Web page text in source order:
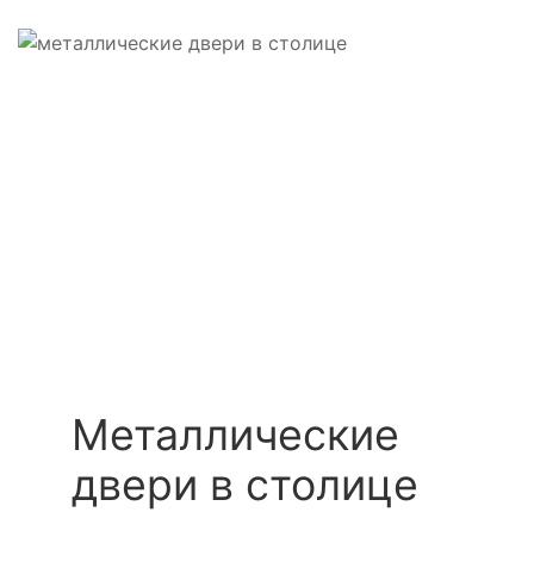
Металлические
двери в столице